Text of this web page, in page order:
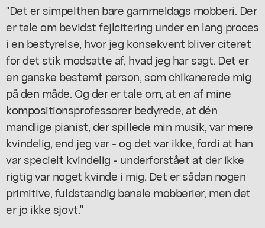
"Det er simpelthen bare gammeldags mobberi. Der
er tale om bevidst fejlcitering under en lang proces
i en bestyrelse, hvor jeg konsekvent bliver citeret
for det stik modsatte af, hvad jeg har sagt. Det er
en ganske bestemt person, som chikanerede mig
på den måde. Og der er tale om, at en af mine
kompositionsprofessorer bedyrede, at dén
mandlige pianist, der spillede min musik, var mere
kvindelig, end jeg var - og det var ikke, fordi at han
var specielt kvindelig - underforstået at der ikke
rigtig var noget kvinde i mig. Det er sådan nogen
primitive, fuldstændig banale mobberier, men det
er jo ikke sjovt."